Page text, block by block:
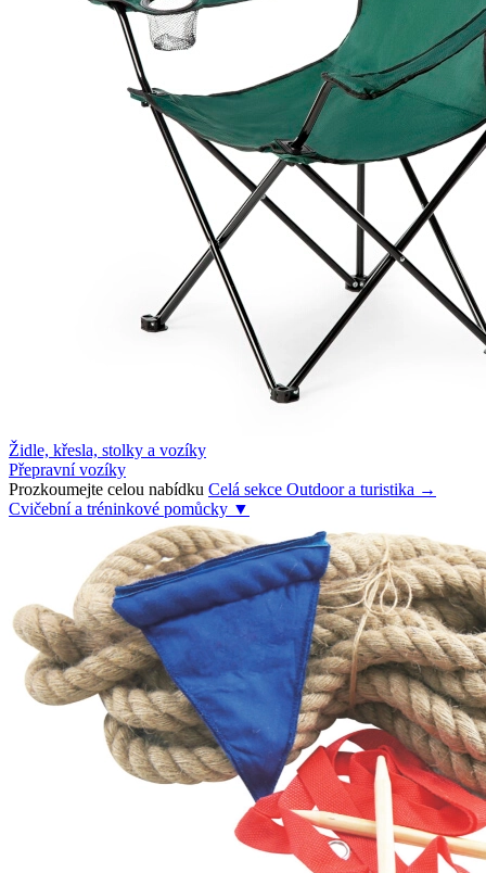
Židle, křesla, stolky a vozíky
Přepravní vozíky
Prozkoumejte celou nabídku Celá sekce Outdoor a turistika →
Cvičební a tréninkové pomůcky ▼